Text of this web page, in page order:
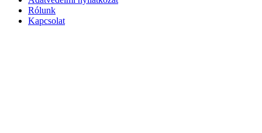
Rólunk
Kapcsolat